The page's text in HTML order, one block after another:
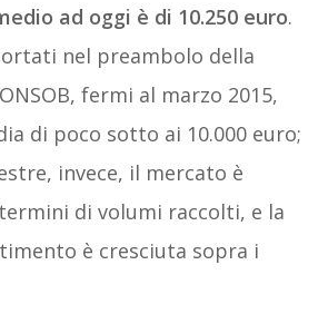
ad oggi è di 10.250 euro.
nel preambolo della
fermi al marzo 2015,
di poco sotto ai 10.000 euro;
invece, il mercato è
di volumi raccolti, e la
è cresciuta sopra i